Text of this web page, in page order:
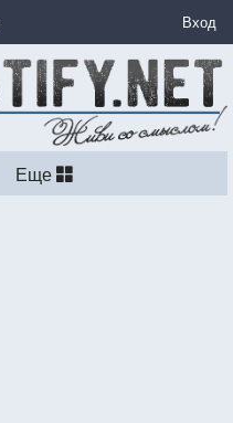
Вход
Еще